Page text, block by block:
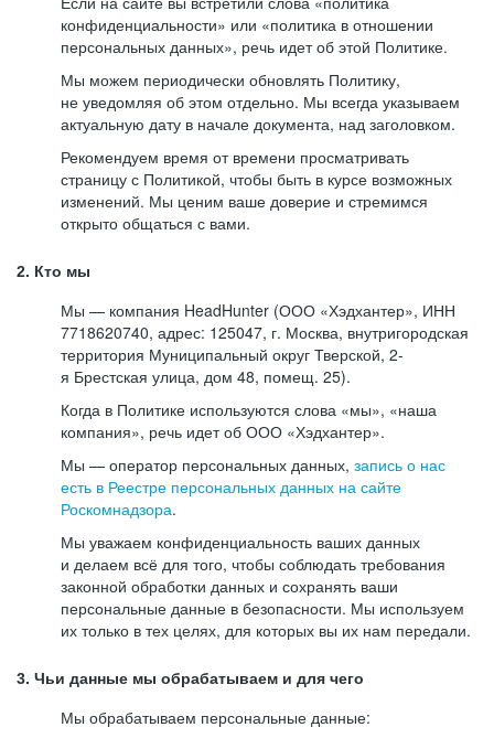
конфиденциальности» или «политика в отношении
персональных данных», речь идет об этой Политике.
Мы можем периодически обновлять Политику,
не уведомляя об этом отдельно. Мы всегда указываем
актуальную дату в начале документа, над заголовком.
Рекомендуем время от времени просматривать
страницу с Политикой, чтобы быть в курсе возможных
изменений. Мы ценим ваше доверие и стремимся
открыто общаться с вами.
2. Кто мы
Мы — компания HeadHunter (ООО «Хэдхантер», ИНН
7718620740, адрес: 125047, г. Москва, внутригородская
территория Муниципальный округ Тверской, 2-
я Брестская улица, дом 48, помещ. 25).
Когда в Политике используются слова «мы», «наша
компания», речь идет об ООО «Хэдхантер».
Мы — оператор персональных данных, запись о нас
есть в Реестре персональных данных на сайте
Роскомнадзора.
Мы уважаем конфиденциальность ваших данных
и делаем всё для того, чтобы соблюдать требования
законной обработки данных и сохранять ваши
персональные данные в безопасности. Мы используем
их только в тех целях, для которых вы их нам передали.
3. Чьи данные мы обрабатываем и для чего
Мы обрабатываем персональные данные: